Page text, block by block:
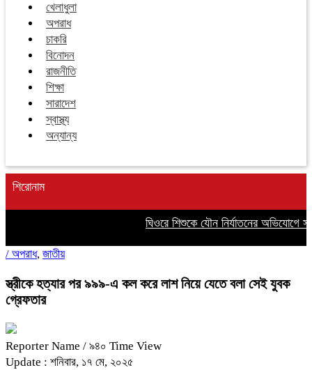
খেলাধুলা
অপরাধ
চাকরি
বিনোদন
রাজনীতি
শিক্ষা
সারাদেশ
স্বাস্থ্য
অন্যান্য
শিরোনাম
ঘিওরে শিশুকে যৌন নির্যাতনের অভিযোগে সৎ
/ অপরাধ, জাতীয়
স্ত্রীকে হত্যার পর ৯৯৯-এ কল করে লাশ নিয়ে যেতে বলা সেই যুবক
গ্রেফতার
Reporter Name / ৯৪০ Time View
Update : শনিবার, ১৭ মে, ২০২৫